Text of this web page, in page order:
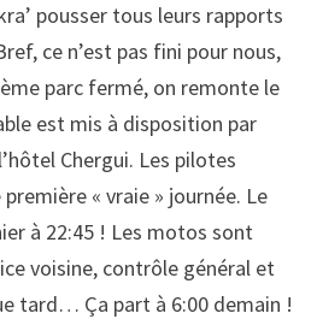
pousser tous leurs rapports
ce n’est pas fini pour nous,
parc fermé, on remonte le
est mis à disposition par
Chergui. Les pilotes
« vraie » journée. Le
à 22:45 ! Les motos sont
voisine, contrôle général et
tard… Ça part à 6:00 demain !